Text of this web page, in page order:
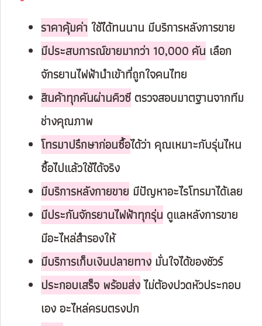
ราคาคุ้มค่า ใช้ได้ทนนาน มีบริการหลังการขาย
มีประสบการณ์ขายมากว่า 10,000 คัน เลือก
จักรยานไฟฟ้านำเข้าที่ถูกใจคนไทย
สินค้าทุกคันผ่านคิวซีตรวจสอบมาตฐานจากทีม
ช่างคุณภาพ
โทรมาปรึกษาก่อนซื้อได้ว่า คุณเหมาะกับรุ่นไหน
ซื้อไปแล้วใช้ได้จริง
มีบริการหลังกายขาย มีปัญหาอะไรโทรมาได้เลย
มีประกันจักรยานไฟฟ้าทุกรุ่น ดูแลหลังการขาย
มีอะไหล่สำรองให้
มีบริการเก็บเงินปลายทาง มั่นใจได้ของชัวร์
ประกอบเสร็จ พร้อมส่งไม่ต้องปวดหัวประกอบ
เอง อะไหล่ครบตรงปก